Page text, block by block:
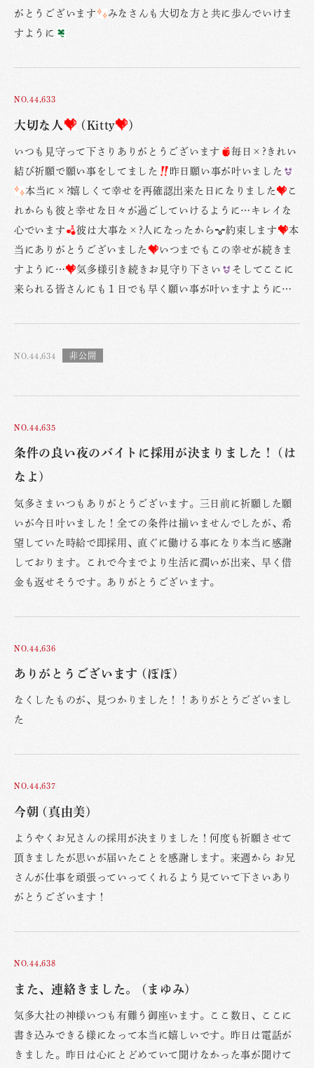
がとうございます
みなさんも大切な方と共に歩んでいけま
すように
NO.44,633
大切な人 (Kitty )
いつも見守って下さりありがとうございます
毎日×?きれい
結び祈願で願い事をしてました
昨日願い事が叶いました
本当に×?嬉しくて幸せを再確認出来た日になりました
こ
れからも彼と幸せな日々が過ごしていけるように…キレイな
心でいます
彼は大事な×?人になったから 約束します
本
当にありがとうございました
いつまでもこの幸せが続きま
すように…
気多様引き続きお見守り下さい
そしてここに
来られる皆さんにも１日でも早く願い事が叶いますように…
NO.44,634
NO.44,635
条件の良い夜のバイトに採用が決まりました！ (は
なよ)
気多さまいつもありがとうございます。三日前に祈願した願
いが今日叶いました！全ての条件は揃いませんでしたが、希
望していた時給で即採用、直ぐに働ける事になり本当に感謝
しております。これで今までより生活に潤いが出来、早く借
金も返せそうです。ありがとうございます。
NO.44,636
ありがとうございます (ぽぽ)
なくしたものが、見つかりました！！ありがとうございまし
た
NO.44,637
今朝 (真由美)
ようやくお兄さんの採用が決まりました！何度も祈願させて
頂きましたが思いが届いたことを感謝します。来週から お兄
さんが仕事を頑張っていってくれるよう見ていて下さいあり
がとうございます！
NO.44,638
また、連絡きました。 (まゆみ)
気多大社の神様いつも有難う御座います。ここ数日、ここに
書き込みできる様になって本当に嬉しいです。昨日は電話が
きました。昨日は心にとどめていて聞けなかった事が聞けて